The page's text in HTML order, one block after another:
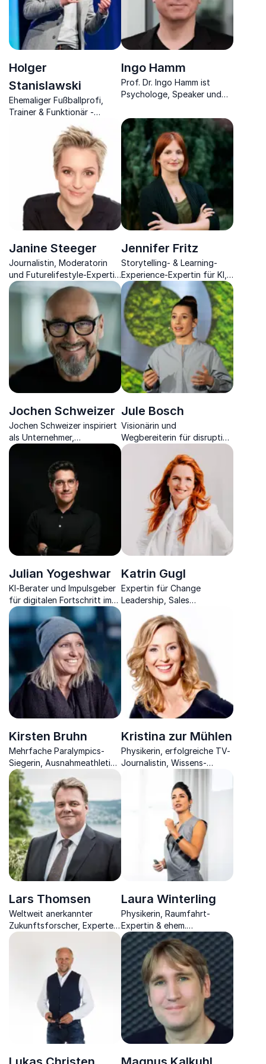
Holger
Stanislawski
Ehemaliger Fußballprofi,
Trainer & Funktionär -
heutiger Unternehmer teilt
Einblicke aus Sport und
Business für nachhaltigen
Ingo Hamm
Prof. Dr. Ingo Hamm ist
Psychologe, Speaker und
Kulturentwicklung und
moderne Arbeitswelten.
Janine Steeger
Journalistin, Moderatorin
und Futurelifestyle-Expertin
setzt neue Impulse zur
zukünftigen nachhaltigen
Lebensgestaltung.
Jennifer Fritz
Storytelling- & Learning-
Experience-Expertin für KI,
Transformation &
Zukunftskompetenz
Jochen Schweizer
Jochen Schweizer inspiriert
als Unternehmer,
Extremsportler und Visionär
zu Mut, Veränderung und
dem Sprung ins Unbekannte
Jule Bosch
Visionärin und
Wegbereiterin für disruptive
Geschäftspraktiken:
Zukunftsforscherin,
Business Aktivistin und
Expertin für Innovation und
Transformation
Julian Yogeshwar
KI-Berater und Impulsgeber
für digitalen Fortschritt im
Mittelstand
Katrin Gugl
Expertin für Change
Leadership, Sales
Skills im Handel.
Kirsten Bruhn
Mehrfache Paralympics-
Siegerin, Ausnahmeathletin,
Expertin für Resilienz,
Persönlichkeitsentwicklung,
Motivation & Mindset.
Kristina zur Mühlen
Physikerin, erfolgreiche TV-
Journalistin, Wissens-
Moderatorin zeigt Ihnen die
Chancen der digitalen
Lars Thomsen
Weltweit anerkannter
Zukunftsforscher, Experte
für Energie, Mobilität und
Smart Networks entführt
Sie in die Arbeitswelt von
Laura Winterling
Physikerin, Raumfahrt-
Expertin & ehem.
Astronauten-Ausbilderin bei
der ESA sowie
Unternehmerin.